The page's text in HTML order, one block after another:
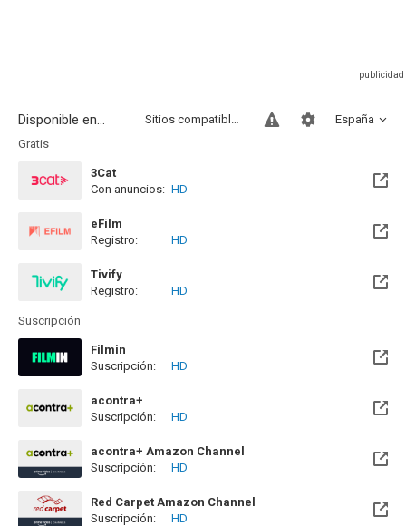
Disponible en... España
Sitios compatibles
Gratis
3Cat
Disponible hasta el Mar, 27 Oct 2026 (Quedan 2 meses)
Con anuncios: HD
eFilm
Registro:
HD
Tivify
Disponible hasta el Mié, 09 May 2029 (Quedan 2 años)
Registro: HD
Suscripción
Filmin
Disponible hasta el Lun, 09 Nov 2026 (Quedan 3 meses)
Suscripción: HD
acontra+
Suscripción:
HD
acontra+ Amazon Channel
Suscripción:
HD
Red Carpet Amazon Channel
Suscripción:
HD